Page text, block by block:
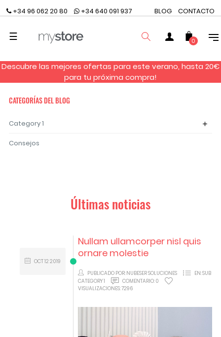
+34 96 062 20 80 +34 640 091 937 CONTACTO
BLOG
Navegación
☰
BUSCAR
0
Descubre las mejores ofertas para este verano, hasta 20€
para tu próxima compra!
CATEGORÍAS DEL BLOG
Category 1 add
Consejos
Últimas noticias
Nullam ullamcorper nisl quis
ornare molestie
PUBLICADO POR: NUBESER SOLUCIONES EN:SUB
CATEGORY 1
OCT12 2019
COMENTARIO: 0
VISUALIZACIONES:7296